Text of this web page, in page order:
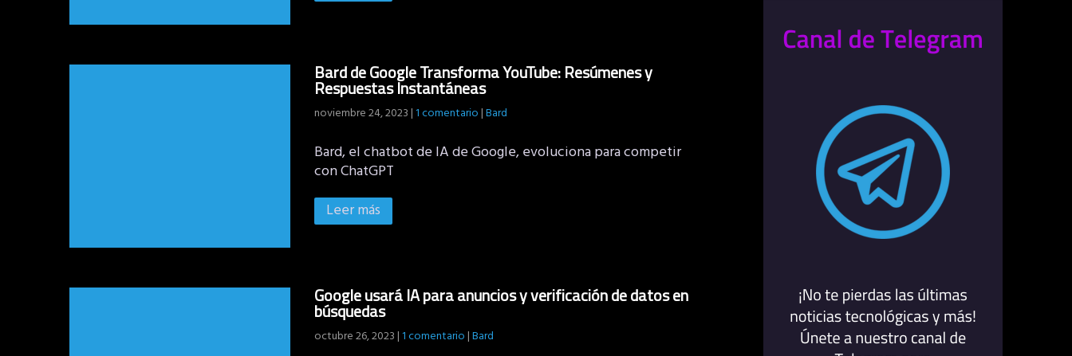
Bard de Google Transforma YouTube: Resúmenes y
Respuestas Instantáneas
noviembre 24, 2023|1 comentario|Bard
Bard, el chatbot de IA de Google, evoluciona para competir
con ChatGPT
Leer más
Google usará IA para anuncios y verificación de datos en
búsquedas
octubre 26, 2023|1 comentario|Bard